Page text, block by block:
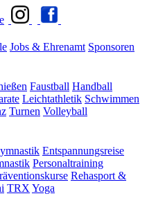
Jobs & Ehrenamt Sponsoren
Faustball Handball
Leichtathletik Schwimmen
Turnen Volleyball
Entspannungsreise
Personaltraining
Rehasport &
TRX Yoga